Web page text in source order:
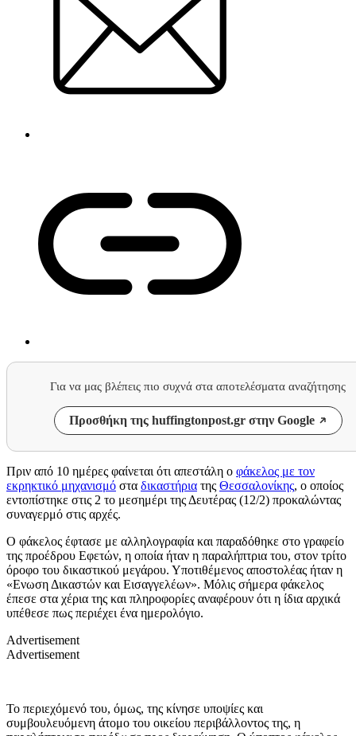
Για να μας βλέπεις πιο συχνά στα αποτελέσματα αναζήτησης
Προσθήκη της huffingtonpost.gr στην Google
Πριν από 10 ημέρες φαίνεται ότι απεστάλη ο φάκελος με τον
εκρηκτικό μηχανισμό στα δικαστήρια της Θεσσαλονίκης, ο οποίος
εντοπίστηκε στις 2 το μεσημέρι της Δευτέρας (12/2) προκαλώντας
συναγερμό στις αρχές.
Ο φάκελος έφτασε με αλληλογραφία και παραδόθηκε στο γραφείο
της προέδρου Εφετών, η οποία ήταν η παραλήπτρια του, στον τρίτο
όροφο του δικαστικού μεγάρου. Υποτιθέμενος αποστολέας ήταν η
«Ενωση Δικαστών και Εισαγγελέων». Μόλις σήμερα φάκελος
έπεσε στα χέρια της και πληροφορίες αναφέρουν ότι η ίδια αρχικά
υπέθεσε πως περιέχει ένα ημερολόγιο.
Advertisement
Advertisement
Το περιεχόμενό του, όμως, της κίνησε υποψίες και
συμβουλευόμενη άτομο του οικείου περιβάλλοντος της, η